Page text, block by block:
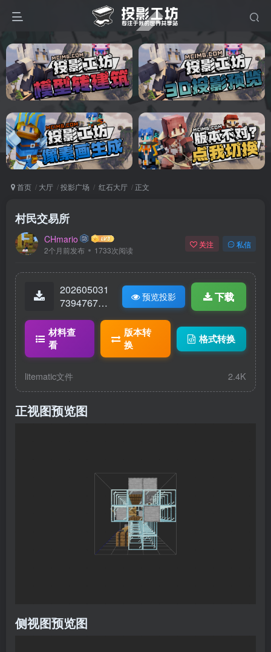
首页 大厅 投影广场 红石大厅 正文
村民交易所
CHmario
2个月前发布 1733次阅读
关注 私信
202605031
73947674-
ic
预览投影 下载
材料查
看
版本转
换
格式转换
litematic文件 2.4K
正视图预览图
侧视图预览图